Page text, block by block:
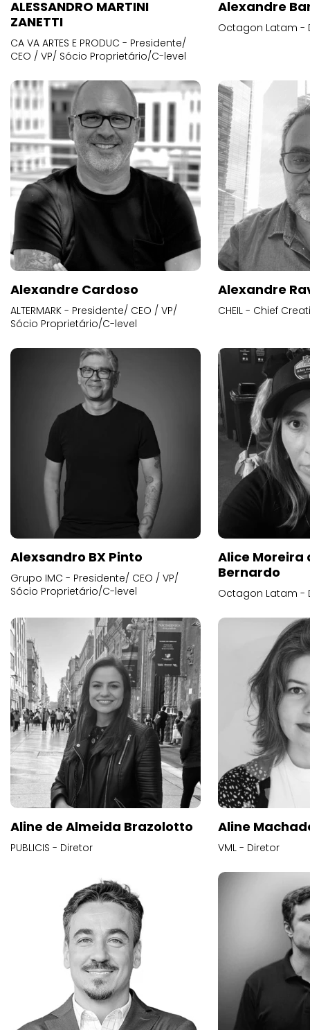
ALESSANDRO MARTINI
ZANETTI
CA VA ARTES E PRODUC - Presidente/
CEO / VP/ Sócio Proprietário/C-level
Alexandre
Octagon Latam -
Alexandre Cardoso
ALTERMARK - Presidente/ CEO / VP/
Sócio Proprietário/C-level
Alexandre
CHEIL - Chief
Alexsandro BX Pinto
Grupo IMC - Presidente/ CEO / VP/
Sócio Proprietário/C-level
Alice
Bernardo
Octagon Latam -
Aline de Almeida Brazolotto
PUBLICIS - Diretor
Aline
VML - Diretor